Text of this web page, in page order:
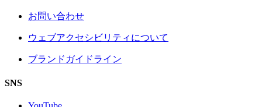
お問い合わせ
ウェブアクセシビリティについて
ブランドガイドライン
SNS